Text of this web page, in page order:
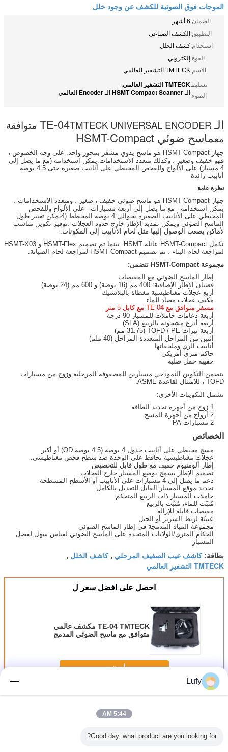
الموجات فوق الصوتية للكشف عن وجود خلل
الضمان:6 أشهر
التطبيق:الكشف الصناعي
استخدام:كشف الخلل
القوة:إلكتروني
الاسم:TMTECK التشفير العالمي
تسليط
الضوء:
TMTECK التشفير العالمي ,
الـ HSMT Compact Scanner الـ Encoder العالمي
الـ TE-04 TMTECK UNIVERSAL ENCODER
متوافقة
معماسح ضوئي HSMT-Compact
جهاز HSMT-Compact هو ماسح يدوي مشفر بمحور واحد. على وجه الخصوص ،
فهو خفيف وصغير ، وكذلك متعدد الاستخدامات.يمكن استخدامه (مع ما يصل إلى
4 مسبار) على الألواح وللفحص المحيطي على أنابيب صغيرة حتى 4.5 بوصة
أنابيب زائدة
نظرة عامة
جهاز HSMT-Compact هو ماسح ضوئي خفيف ، صغير ، ومتعدد الاستخدامات ،
يمكن استخدامه - مع ما يصل إلى أربعة مسبارات - على الألواح وللفحص
المحيطي على الأنابيب الصغيرة بحوالي 4 بوصة.المخطط (4يمكن تغيير طول
الماسح الضوئي ويمكن تمديد الإطار خارج حدود العجلات ،توفير تكوين مناسب
لأماكن يصعب الوصول إليها مثل لحام الأنابيب إلى المكونات.
تكمل HSMT-Compact عائلة HSMT. بينما تم تصميم HSMT-Flex و HSMT-X03
لمراجعة لحام البناء ، تم تصميم HSMT-Compact لمراجعة لحام الصيانة.
مجموعة HSMT-Compact تتضمن:
إطار الماسح الضوئي مع المقبضات
قضبان الإطار الإضافية: 400 مم (16 بوصة) و 600 مم (24 بوصة)
أربع عجلات مغناطيسية مغطاة بالبلاستيك
مكيف عجلات مضاد للماء
مشفر متوافق مع TE-04 مع كابل 5 متر
أربعة دعامات حاملات للمسبار 90 درجة
أربعة أذرع مشحونة بالربيع (SLA)
أربعة نيرات TOFD / PE (31.75 مم)
اثنين من المراحل المتعددة المراحل (40 ملم)
أنابيب الري وملحقاتها
حاكم متري أمريكي
حقيبة حمل صلبة
يتضمن التكوين النموذجي مسبارين للمصفوفة المرحلية وزوج من مسبارات
TOFD ، للامتثال لقاعدة ASME.
تشمل التكوينات الأخرى:
1 زوج من أجهزة تحديد الطاقة
2 أزواج من أجهزة المسح
2 مسبارات PA
الخصائص
مسح محيطي على أنابيب جدول 4 بوصة (4.5 بوصة OD) أو أكبر
عجلات مغناطيسية تحافظ على الوحدة ضد سطح فحص مغناطيسي.
إطار ألومنيوم خفيف مع طول قابل للتخصيص
تصميم الإطار يسمح بوضع المسبار خارج العجلات.
دعم ما يصل إلى 4 مسبارات على الأنابيب أو الأسطح المسطحة
تحديد موقع المسبار القابل للتعديل بالكامل
حاملات المسبار ذات الربيع المتحكم
مُثبّت للماء، مُثبّت بالربيع
مقبضات قابلة للإزالة
عينيّة لربط السرير أو الحبل
مجموعة المياه المدمجة في إطار الماسح الضوئي
الحكام المتري/الولايات المتحدة على الماسح الضوئي لقياس سهل لفصل
المسبار
بطاقة:كاشف عيب الصفيف المرحلي ,كاشف الخلل ,
TMTECK التشفير العالمي
احصل على افضل سعر ل
TE-04 TMTECK مكشف عالمي
متوافق مع ماسح الضوئي المدمج
استمر
أكثرالموجات فوق الصوتية للكشف عن وجود خلل
Lufy
5:44 AM
Good day, what product are you looking for?